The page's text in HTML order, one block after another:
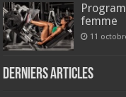
femme
11
Derniers articles